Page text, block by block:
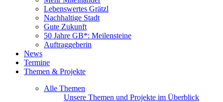
Lebenswertes Grätzl
Nachhaltige Stadt
Gute Zukunft
50 Jahre GB*: Meilensteine
Auftraggeberin
News
Termine
Themen & Projekte
Alle Themen
Unsere Themen und Projekte im Überblick